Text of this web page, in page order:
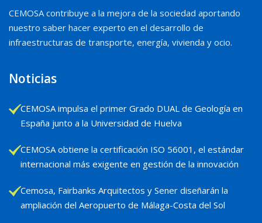
CEMOSA contribuye a la mejora de la sociedad aportando
nuestro saber hacer experto en el desarrollo de
infraestructuras de transporte, energía, vivienda y ocio.
Noticias
CEMOSA impulsa el primer Grado DUAL de Geología en
España junto a la Universidad de Huelva
CEMOSA obtiene la certificación ISO 56001, el estándar
internacional más exigente en gestión de la innovación
Cemosa, Fairbanks Arquitectos y Sener diseñarán la
ampliación del Aeropuerto de Málaga-Costa del Sol